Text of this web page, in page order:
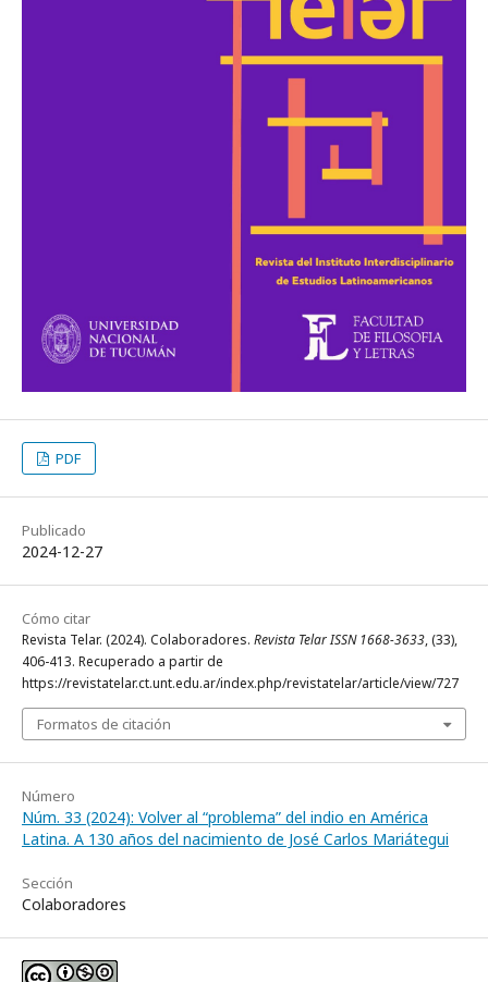
PDF
Publicado
2024-12-27
Cómo citar
Revista Telar. (2024). Colaboradores. Revista Telar ISSN 1668-3633, (33),
406-413. Recuperado a partir de
https://revistatelar.ct.unt.edu.ar/index.php/revistatelar/article/view/727
Formatos de citación
Número
Núm. 33 (2024): Volver al “problema” del indio en América
Latina. A 130 años del nacimiento de José Carlos Mariátegui
Sección
Colaboradores